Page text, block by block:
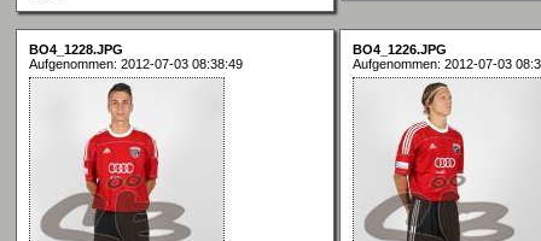
BO4_1228.JPG
Aufgenommen: 2012-07-03 08:38:49
BO4_1226.JPG
Aufgenommen: 2012-07-03